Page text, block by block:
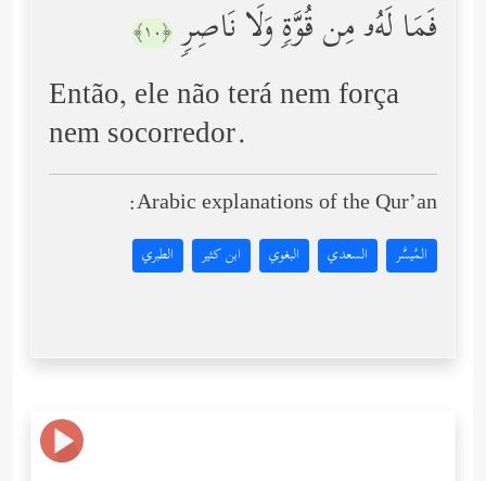
فَمَا لَهُۥ مِن قُوَّةࣲ وَلَا نَاصِرࣲ ﴿١٠﴾
Então, ele não terá nem força
nem socorredor.
Arabic explanations of the Qur’an:
المُيسَّر السعدي البغوي ابن كثير الطبري